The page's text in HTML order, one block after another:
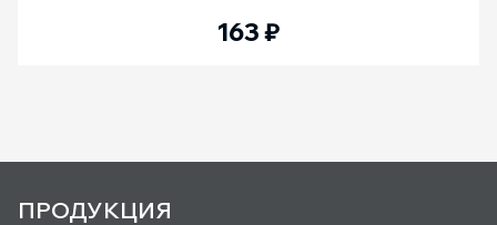
163₽
ПРОДУКЦИЯ